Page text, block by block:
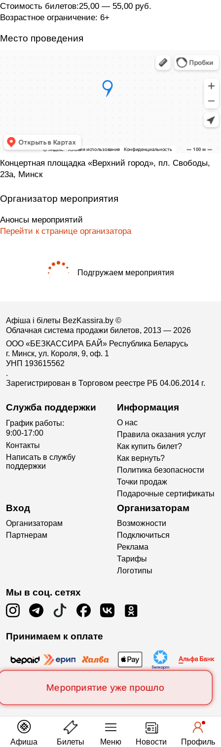
Мероприятие уже прошло
Стоимость билетов:25,00 — 55,00 руб.
Возрастное ограничение: 6+
Место проведения
Концертная площадка «Верхний город», пл. Свободы,
23а, Минск
Организатор мероприятия
Анонсы мероприятий
Перейти к странице организатора
Подгружаем мероприятия
Афіша і білеты BezKassira.by ©
Облачная система продажи билетов, 2013 — 2026
ООО «БЕЗКАССИРА БАЙ» Республика Беларусь
г. Минск, ул. Короля, 9, оф. 1
УНП 193615562
.
Зарегистрирован в Торговом реестре РБ 04.06.2014 г.
Служба поддержки
График работы:
9:00-17:00
Контакты
Написать в службу
поддержки
Информация
О нас
Правила оказания услуг
Как купить билет?
Как вернуть?
Политика безопасности
Точки продаж
Подарочные сертификаты
Вход
Организаторам
Партнерам
Организаторам
Возможности
Подключиться
Реклама
Тарифы
Логотипы
Мы в соц. сетях
Принимаем к оплате
Афиша Билеты Меню Новости Профиль
Есть вопросы?